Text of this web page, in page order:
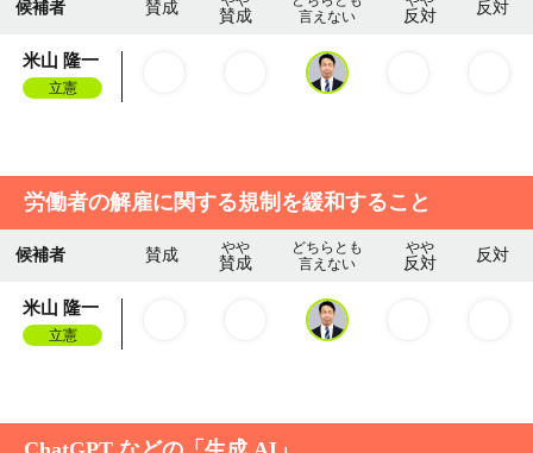
候補者 賛成 賛成
言えない
反対 反対
米山 隆一
立憲
労働者の解雇に関する規制を緩和すること
候補者 賛成 やや
賛成
どちらとも
言えない
やや
反対 反対
米山 隆一
立憲